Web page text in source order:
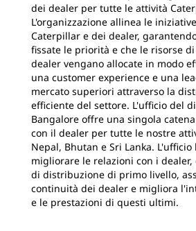
dei dealer per tutte le attività
L'organizzazione allinea le
Caterpillar e dei dealer,
fissate le priorità e che le risorse
dealer vengano allocate in modo
una customer experience e una
mercato superiori attraverso la
efficiente del settore. L'ufficio del
Bangalore offre una singola
con il dealer per tutte le nostre
Nepal, Bhutan e Sri Lanka.
migliorare le relazioni con i
di distribuzione di primo livello,
continuità dei dealer e migliora
e le prestazioni di questi ultimi.